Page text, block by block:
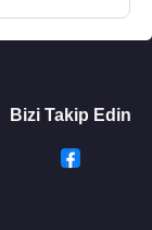
Bizi Takip Edin